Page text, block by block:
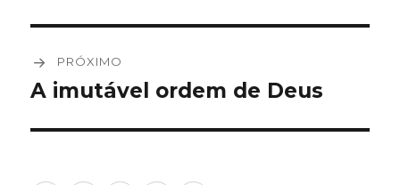
PRÓXIMO
Próximo
A imutável ordem de Deus